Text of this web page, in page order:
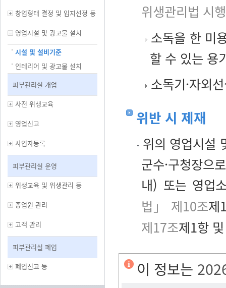
창업형태 결정 및 입지선정 등
영업시설 및 광고물 설치
시설 및 설비기준
인테리어 및 광고물 설치
피부관리실 개업
사전 위생교육
영업신고
사업자등록
피부관리실 운영
위생교육 및 위생관리 등
종업원 관리
고객 관리
피부관리실 폐업
폐업신고 등
위생관리법 시
소독을 한 미
할 수 있는 용
소독기·자외
위반 시 제재
위의 영업시설
군수·구청장으
내) 또는 영업
법」 제10조제
제17조제1항 및
이 정보는